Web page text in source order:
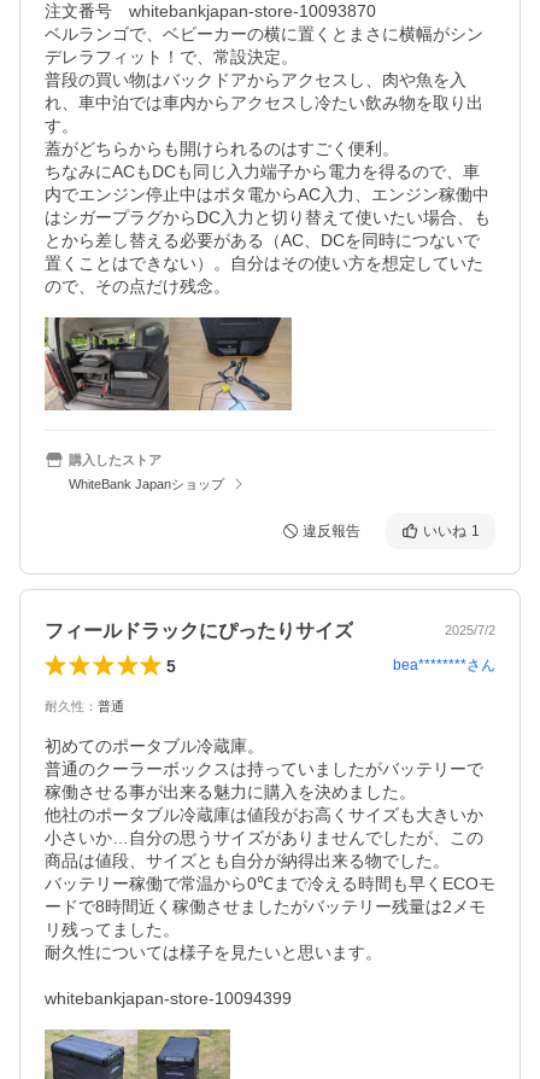
注文番号　whitebankjapan-store-10093870
ベルランゴで、ベビーカーの横に置くとまさに横幅がシン
デレラフィット！で、常設決定。
普段の買い物はバックドアからアクセスし、肉や魚を入
れ、車中泊では車内からアクセスし冷たい飲み物を取り出
す。
蓋がどちらからも開けられるのはすごく便利。
ちなみにACもDCも同じ入力端子から電力を得るので、車
内でエンジン停止中はポタ電からAC入力、エンジン稼働中
はシガープラグからDC入力と切り替えて使いたい場合、も
とから差し替える必要がある（AC、DCを同時につないで
置くことはできない）。自分はその使い方を想定していた
ので、その点だけ残念。
購入したストア
WhiteBank Japanショップ
違反報告 いいね 1
フィールドラックにぴったりサイズ 2025/7/2
5 bea********さん
耐久性 ： 普通
初めてのポータブル冷蔵庫。
普通のクーラーボックスは持っていましたがバッテリーで
稼働させる事が出来る魅力に購入を決めました。
他社のポータブル冷蔵庫は値段がお高くサイズも大きいか
小さいか…自分の思うサイズがありませんでしたが、この
商品は値段、サイズとも自分が納得出来る物でした。
バッテリー稼働で常温から0℃まで冷える時間も早くECOモ
ードで8時間近く稼働させましたがバッテリー残量は2メモ
リ残ってました。
耐久性については様子を見たいと思います。
whitebankjapan-store-10094399